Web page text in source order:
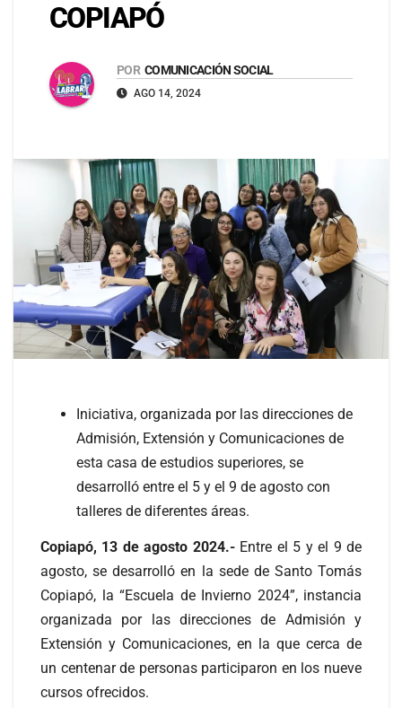
COPIAPÓ
POR COMUNICACIÓN SOCIAL
AGO 14, 2024
Iniciativa, organizada por las direcciones de
Admisión, Extensión y Comunicaciones de
esta casa de estudios superiores, se
desarrolló entre el 5 y el 9 de agosto con
talleres de diferentes áreas.
Copiapó, 13 de agosto 2024.-Entre el 5 y el 9 de
agosto, se desarrolló en la sede de Santo Tomás
Copiapó, la “Escuela de Invierno 2024”, instancia
organizada por las direcciones de Admisión y
Extensión y Comunicaciones, en la que cerca de
un centenar de personas participaron en los nueve
cursos ofrecidos.